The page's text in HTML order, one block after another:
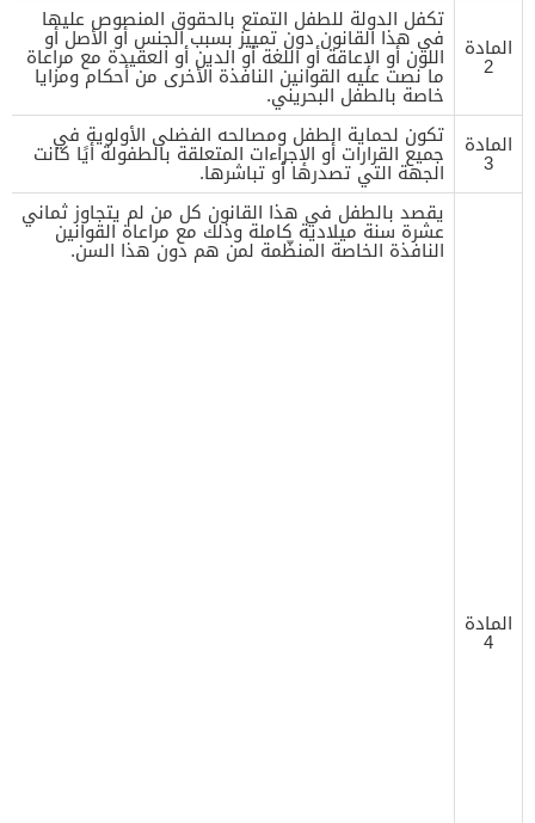
المادة
2
تكفل الدولة للطفل التمتع بالحقوق المنصوص عليها
في هذا القانون دون تمييز بسبب الجنس أو الأصل أو
اللون أو الإعاقة أو اللغة أو الدين أو العقيدة مع مراعاة
ما نصت عليه القوانين النافذة الأخرى من أحكام ومزايا
خاصة بالطفل البحريني.
المادة
3
تكون لحماية الطفل ومصالحه الفضلى الأولوية في
جميع القرارات أو الإجراءات المتعلقة بالطفولة أيًا كانت
الجهة التي تصدرها أو تباشرها.
المادة
4
يقصد بالطفل في هذا القانون كل من لم يتجاوز ثماني
عشرة سنة ميلادية كاملة وذلك مع مراعاة القوانين
النافذة الخاصة المنظّمة لمن هم دون هذا السن.